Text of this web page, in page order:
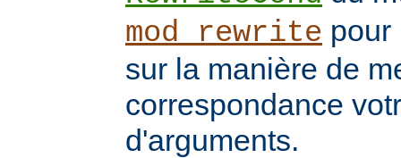
mod_rewrite pour
sur la manière de
correspondance
d'arguments.